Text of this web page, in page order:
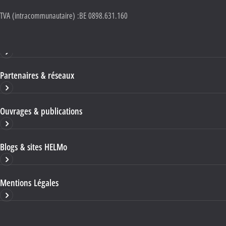
TVA (intracommunautaire) :BE 0898.631.160
Partenaires & réseaux
Ouvrages & publications
Blogs & sites HELMo
Mentions Légales